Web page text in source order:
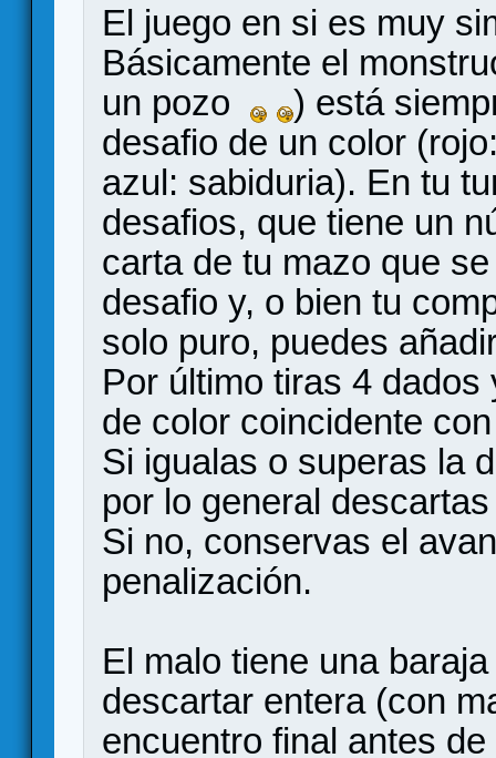
El juego en si es muy
Básicamente el
un pozo
) está
desafio de un color
azul: sabiduria). En tu
desafios, que tiene un
carta de tu mazo que
desafio y, o bien tu
solo puro, puedes
Por último tiras 4
de color coincidente
Si igualas o superas la
por lo general
Si no, conservas el
penalización.
El malo tiene una
descartar entera (con
encuentro final antes